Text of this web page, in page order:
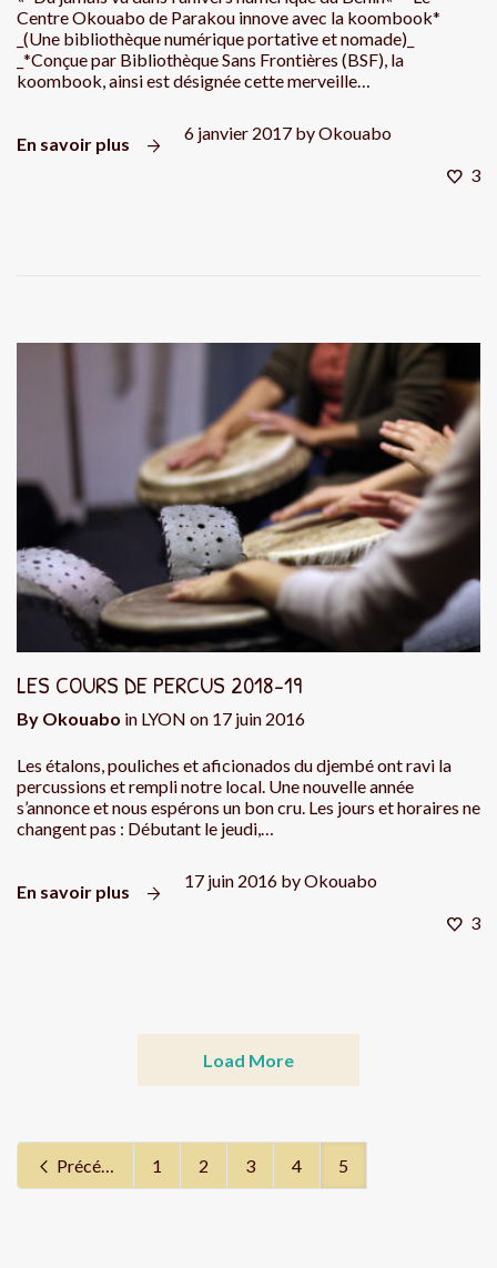
Centre Okouabo de Parakou innove avec la koombook*
_(Une bibliothèque numérique portative et nomade)_
_*Conçue par Bibliothèque Sans Frontières (BSF), la
koombook, ainsi est désignée cette merveille…
En savoir plus
6 janvier 2017 byOkouabo
3
LES COURS DE PERCUS 2018-19
By Okouabo in LYON on 17 juin 2016
Les étalons, pouliches et aficionados du djembé ont ravi la
percussions et rempli notre local. Une nouvelle année
s’annonce et nous espérons un bon cru. Les jours et horaires ne
changent pas : Débutant le jeudi,…
En savoir plus
17 juin 2016 byOkouabo
3
Load More
Précédent 1 2 3 4 5